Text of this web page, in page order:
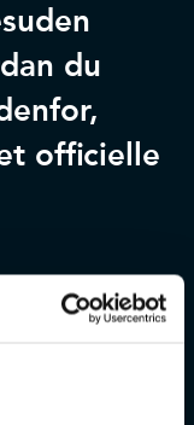
du
officielle